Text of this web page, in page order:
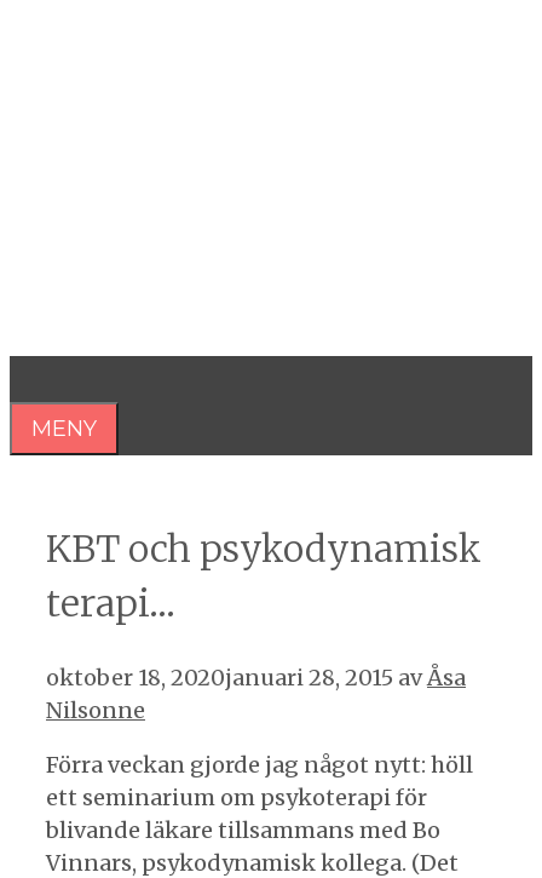
MENY
KBT och psykodynamisk
terapi…
oktober 18, 2020januari 28, 2015 avÅsa
Nilsonne
Förra veckan gjorde jag något nytt: höll
ett seminarium om psykoterapi för
blivande läkare tillsammans med Bo
Vinnars, psykodynamisk kollega. (Det